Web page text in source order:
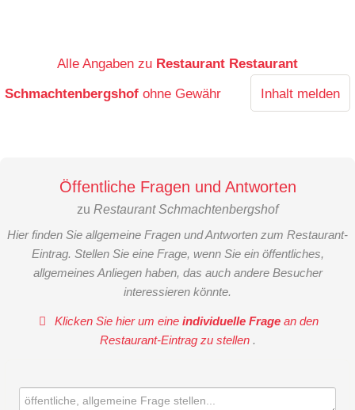
Alle Angaben zu Restaurant Restaurant
Schmachtenbergshof ohne Gewähr Inhalt melden
Öffentliche Fragen und Antworten
zu Restaurant Schmachtenbergshof
Hier finden Sie allgemeine Fragen und Antworten zum Restaurant-
Eintrag. Stellen Sie eine Frage, wenn Sie ein öffentliches,
allgemeines Anliegen haben, das auch andere Besucher
interessieren könnte.
Klicken Sie hier um eineindividuelle Frage an den
Restaurant-Eintrag zu stellen .